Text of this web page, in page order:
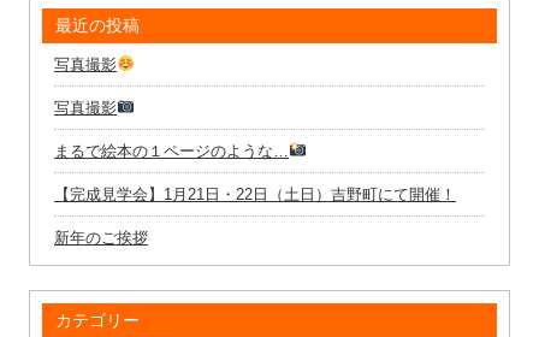
最近の投稿
写真撮影
写真撮影
まるで絵本の１ページのような…
【完成見学会】1月21日・22日（土日）吉野町にて開催！
新年のご挨拶
カテゴリー